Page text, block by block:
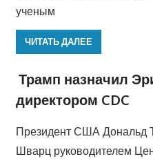
ученым
ЧИТАТЬ ДАЛЕЕ
Трамп назначил
директором CDC
Президент США Дональд
Шварц руководителем